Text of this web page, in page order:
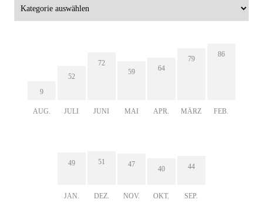
9
AUG.
52
JULI
72
JUNI
59
MAI
64
APR.
79
MÄRZ
86
FEB.
49
JAN.
51
DEZ.
47
NOV.
40
OKT.
44
SEP.